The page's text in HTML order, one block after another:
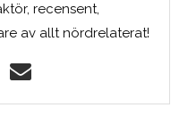
recensent,
av allt nördrelaterat!